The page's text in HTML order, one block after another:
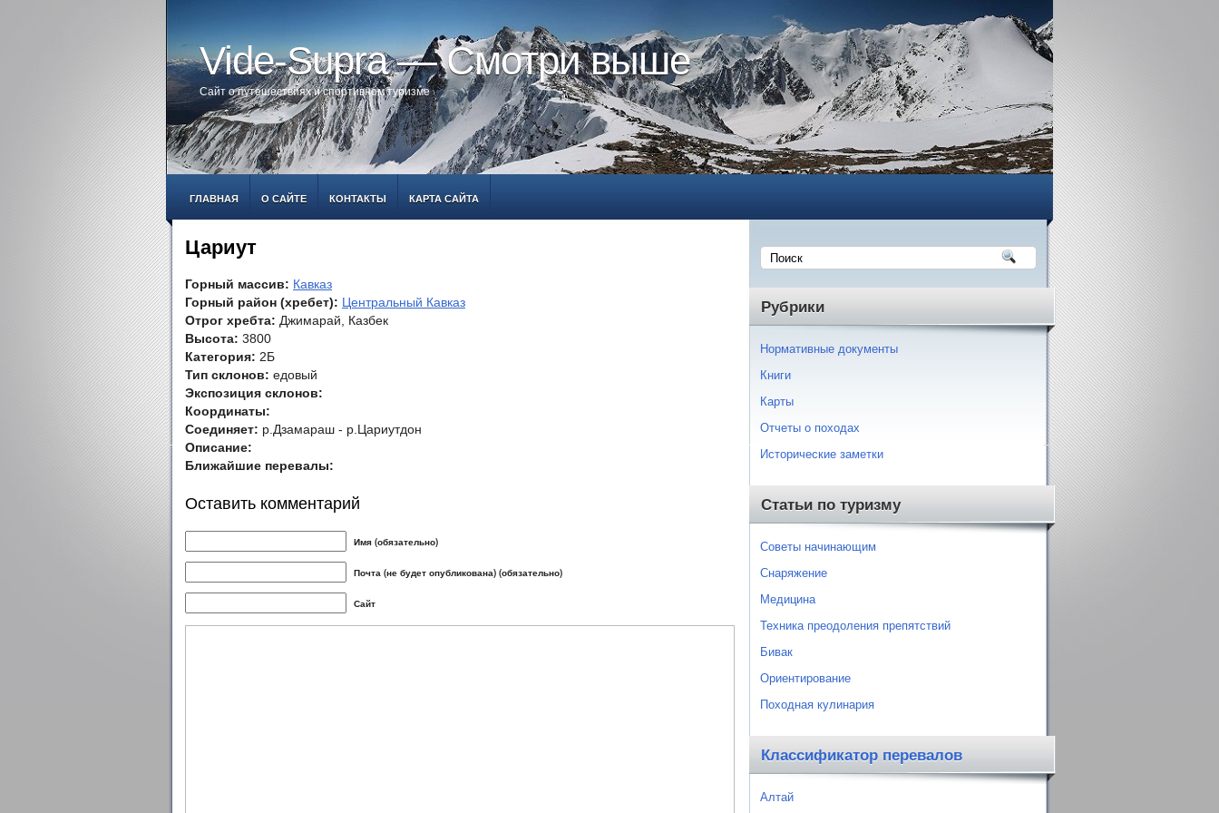
Vide-Supra — Смотри выше
Сайт о путешествиях и спортивном туризме
ГЛАВНАЯ О САЙТЕ КОНТАКТЫ КАРТА САЙТА
Цариут
Горный массив: Кавказ
Горный район (хребет): Центральный Кавказ
Отрог хребта: Джимарай, Казбек
Высота: 3800
Категория: 2Б
Тип склонов: едовый
Экспозиция склонов:
Координаты:
Соединяет: р.Дзамараш - р.Цариутдон
Описание:
Ближайшие перевалы:
Оставить комментарий
Имя (обязательно)
Почта (не будет опубликована) (обязательно)
Сайт
Рубрики
Нормативные документы
Книги
Карты
Отчеты о походах
Исторические заметки
Статьи по туризму
Советы начинающим
Снаряжение
Медицина
Техника преодоления препятствий
Бивак
Ориентирование
Походная кулинария
Классификатор перевалов
Алтай